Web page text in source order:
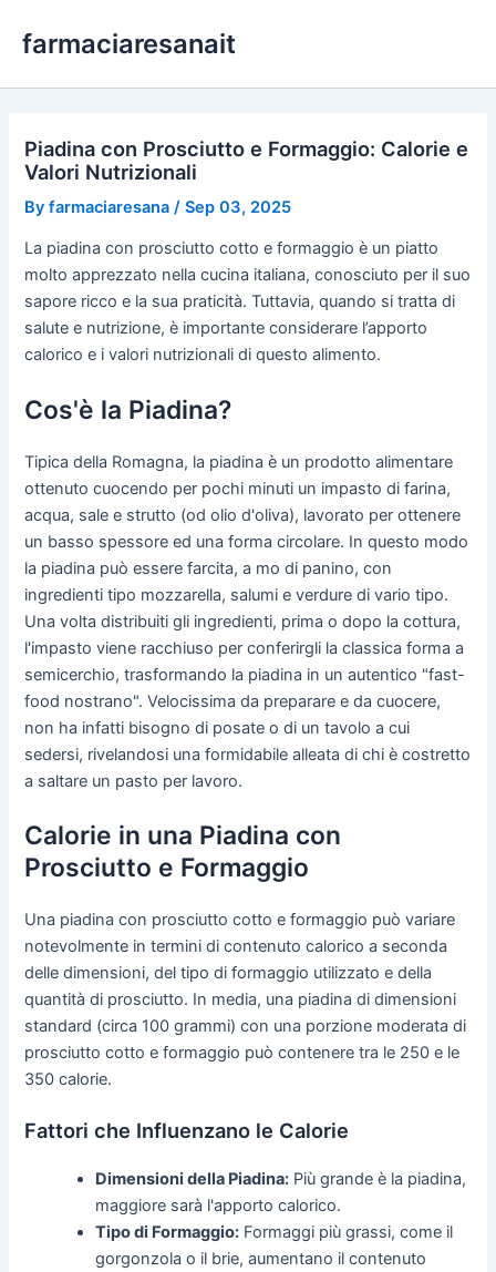
farmaciaresanait
Piadina con Prosciutto e Formaggio: Calorie e
Valori Nutrizionali
Byfarmaciaresana /Sep 03, 2025
La piadina con prosciutto cotto e formaggio è un piatto
molto apprezzato nella cucina italiana, conosciuto per il suo
sapore ricco e la sua praticità. Tuttavia, quando si tratta di
salute e nutrizione, è importante considerare l’apporto
calorico e i valori nutrizionali di questo alimento.
Cos'è la Piadina?
Tipica della Romagna, la piadina è un prodotto alimentare
ottenuto cuocendo per pochi minuti un impasto di farina,
acqua, sale e strutto (od olio d'oliva), lavorato per ottenere
un basso spessore ed una forma circolare. In questo modo
la piadina può essere farcita, a mo di panino, con
ingredienti tipo mozzarella, salumi e verdure di vario tipo.
Una volta distribuiti gli ingredienti, prima o dopo la cottura,
l'impasto viene racchiuso per conferirgli la classica forma a
semicerchio, trasformando la piadina in un autentico "fast-
food nostrano". Velocissima da preparare e da cuocere,
non ha infatti bisogno di posate o di un tavolo a cui
sedersi, rivelandosi una formidabile alleata di chi è costretto
a saltare un pasto per lavoro.
Calorie in una Piadina con
Prosciutto e Formaggio
Una piadina con prosciutto cotto e formaggio può variare
notevolmente in termini di contenuto calorico a seconda
delle dimensioni, del tipo di formaggio utilizzato e della
quantità di prosciutto. In media, una piadina di dimensioni
standard (circa 100 grammi) con una porzione moderata di
prosciutto cotto e formaggio può contenere tra le 250 e le
350 calorie.
Fattori che Influenzano le Calorie
Dimensioni della Piadina: Più grande è la piadina,
maggiore sarà l'apporto calorico.
Tipo di Formaggio: Formaggi più grassi, come il
gorgonzola o il brie, aumentano il contenuto